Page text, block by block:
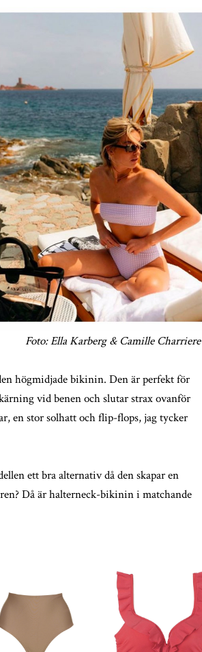
Foto: Ella Karberg & Camille Charriere
högmidjade bikinin. Den är perfekt för
vid benen och slutar strax ovanför
en stor solhatt och flip-flops, jag tycker
ett bra alternativ då den skapar en
Då är halterneck-bikinin i matchande